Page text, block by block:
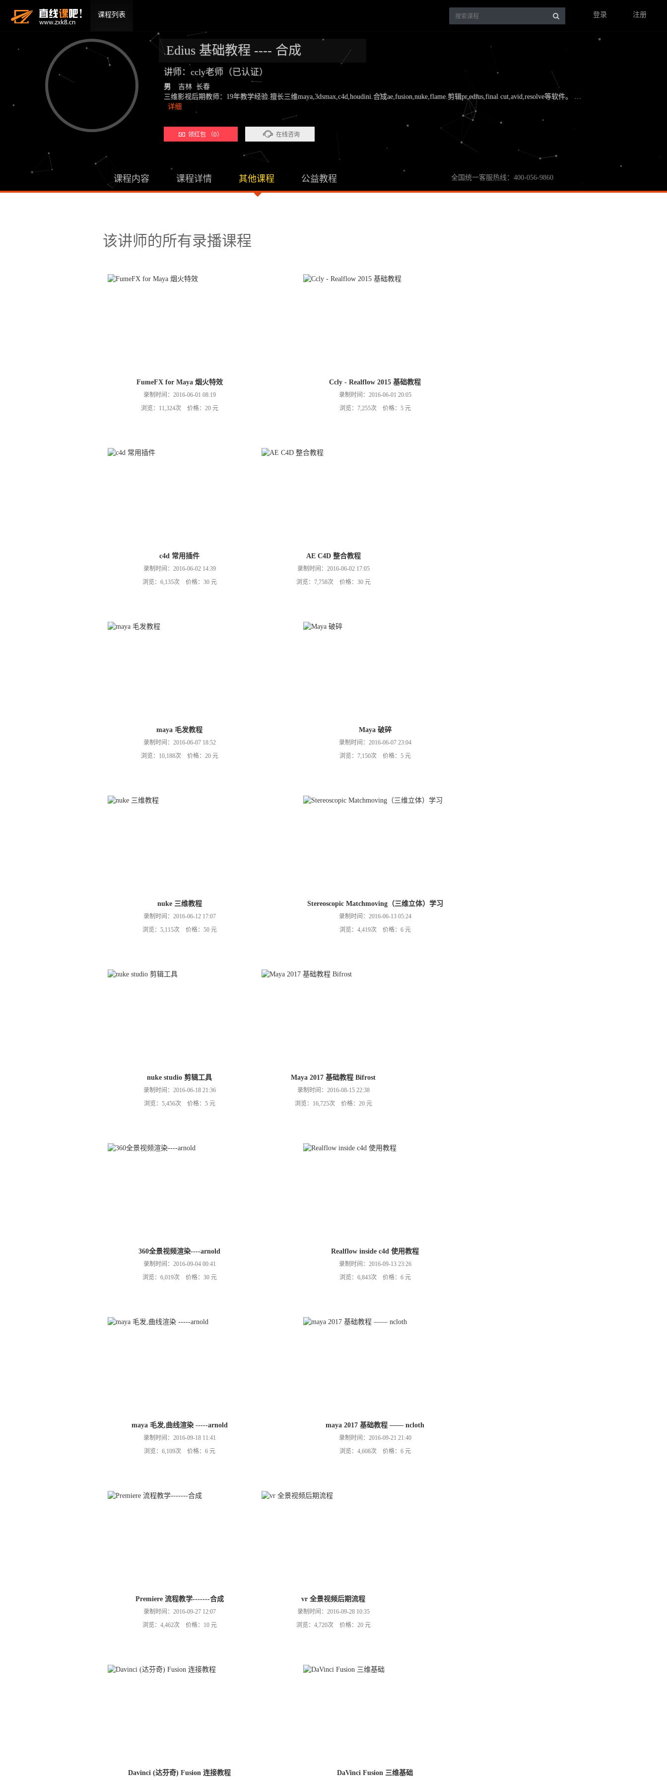
课程列表 登录 注册
Edius 基础教程 ---- 合成
讲师：ccly老师（已认证）
男
吉林 长春
三维影视后期教师：19年教学经验.擅长三维maya,3dsmax,c4d,houdini.合成ae,fusion,nuke,flame.剪辑pr,edius,final cut,avid,resolve等软件。 …
详细
领红包 （0） 在线咨询
课程内容 课程详情 其他课程 公益教程 全国统一客服热线：400-056-9860
该讲师的所有录播课程
FumeFX for Maya 烟火特效
录制时间：2016-06-01 08:19
浏览：11,324次 价格：20 元
Ccly - Realflow 2015 基础教程
录制时间：2016-06-01 20:05
浏览：7,255次 价格：5 元
c4d 常用插件
录制时间：2016-06-02 14:39
浏览：6,135次 价格：30 元
AE C4D 整合教程
录制时间：2016-06-02 17:05
浏览：7,758次 价格：30 元
maya 毛发教程
录制时间：2016-06-07 18:52
浏览：10,188次 价格：20 元
Maya 破碎
录制时间：2016-06-07 23:04
浏览：7,150次 价格：5 元
nuke 三维教程
录制时间：2016-06-12 17:07
浏览：5,115次 价格：50 元
Stereoscopic Matchmoving（三维立体）学习
录制时间：2016-06-13 05:24
浏览：4,419次 价格：6 元
nuke studio 剪辑工具
录制时间：2016-06-18 21:36
浏览：5,456次 价格：5 元
Maya 2017 基础教程 Bifrost
录制时间：2016-08-15 22:38
浏览：16,725次 价格：20 元
360全景视频渲染----arnold
录制时间：2016-09-04 00:41
浏览：6,019次 价格：30 元
Realflow inside c4d 使用教程
录制时间：2016-09-13 23:26
浏览：6,843次 价格：6 元
maya 毛发,曲线渲染 -----arnold
录制时间：2016-09-18 11:41
浏览：6,109次 价格：6 元
maya 2017 基础教程 —— ncloth
录制时间：2016-09-21 21:40
浏览：4,608次 价格：6 元
Premiere 流程教学-------合成
录制时间：2016-09-27 12:07
浏览：4,462次 价格：10 元
vr 全景视频后期流程
录制时间：2016-09-28 10:35
浏览：4,720次 价格：20 元
Davinci (达芬奇) Fusion 连接教程 DaVinci Fusion 三维基础